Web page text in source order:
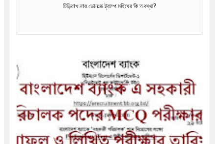
চিড়িয়াখানায় ডোনাল্ড ট্রাম্প মহিষের কি অবস্থা?